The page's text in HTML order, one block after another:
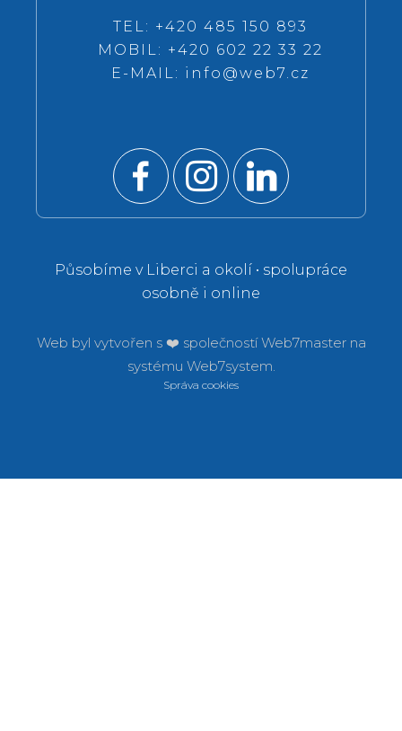
TEL: +420 485 150 893
MOBIL: +420 602 22 33 22
E-MAIL: info@web7.cz
Působíme v Liberci a okolí • spolupráce
osobně i online
Web byl vytvořen s ❤️ společnostíWeb7master na
systému Web7system.
Správa cookies